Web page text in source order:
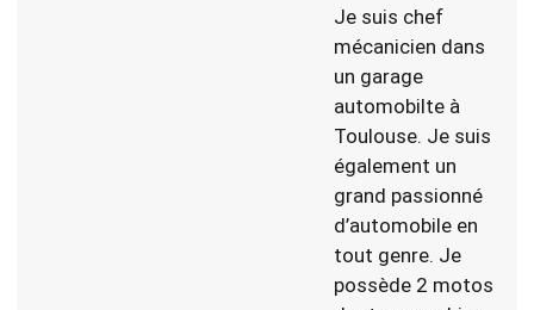
Je suis chef
mécanicien dans
un garage
automobilte à
Toulouse. Je suis
également un
grand passionné
d’automobile en
tout genre. Je
possède 2 motos